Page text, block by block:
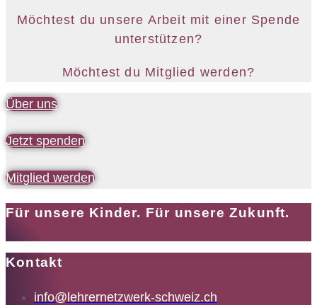
Möchtest du unsere Arbeit mit einer Spende
unterstützen?
Möchtest du Mitglied werden?
Über uns
Jetzt spenden
Mitglied werden
Für unsere Kinder. Für unsere Zukunft.
Kontakt
info@lehrernetzwerk-schweiz.ch